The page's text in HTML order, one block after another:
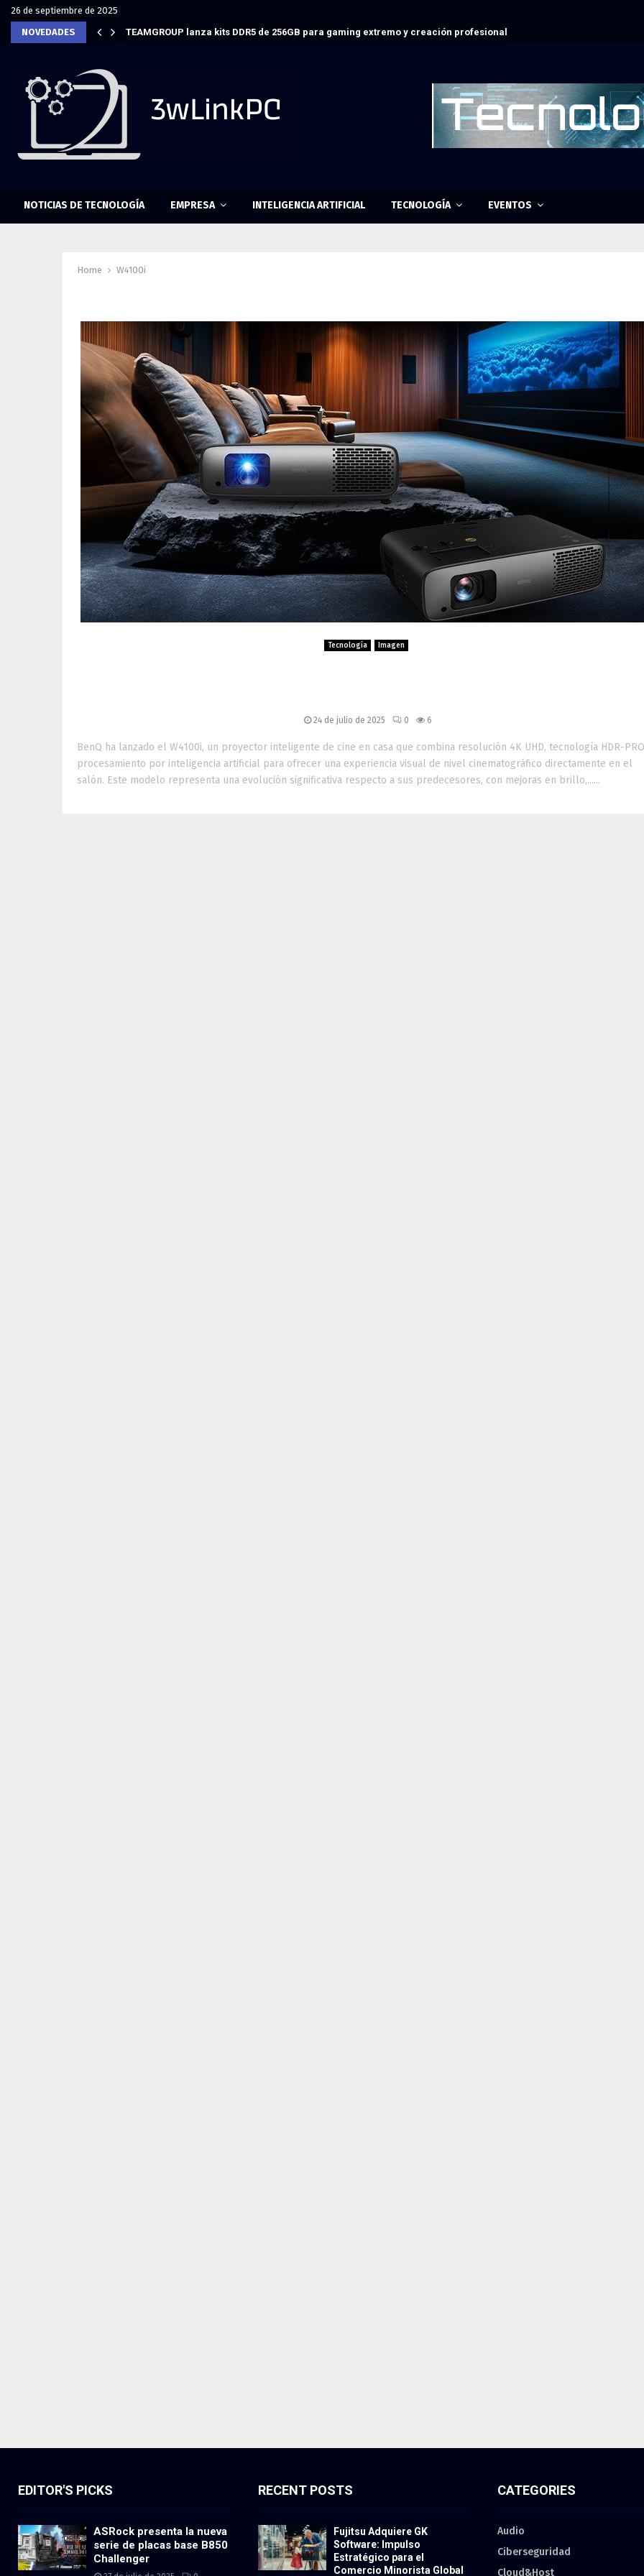
26 de septiembre de 2025
NOVEDADES
TEAMGROUP lanza kits DDR5 de 256GB para gaming extremo y creación profesional
NOTICIAS DE TECNOLOGÍA EMPRESA INTELIGENCIA ARTIFICIAL TECNOLOGÍA EVENTOS
Home W4100i
Tecnología Imagen
24 de julio de 2025 0 6
BenQ ha lanzado el W4100i, un proyector inteligente de cine en casa que combina resolución 4K UHD, tecnología HDR-
procesamiento por inteligencia artificial para ofrecer una experiencia visual de nivel cinematográfico directamente en el
salón. Este modelo representa una evolución significativa respecto a sus predecesores, con mejoras en brillo,......
EDITOR'S PICKS
ASRock presenta la nueva
serie de placas base B850
Challenger
RECENT POSTS
Fujitsu Adquiere GK
Software: Impulso
Estratégico para el
Comercio Minorista Global
CATEGORIES
Audio
Ciberseguridad
Cloud&Host